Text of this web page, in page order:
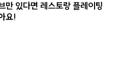
만 있다면 레스토랑 플레이팅
요!